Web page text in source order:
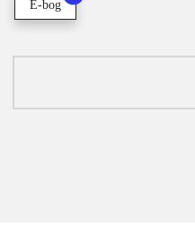
E-bog